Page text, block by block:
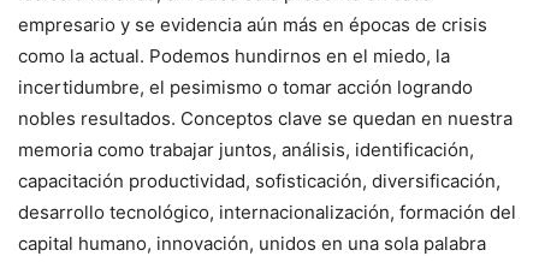
empresario y se evidencia aún más en épocas de crisis
como la actual. Podemos hundirnos en el miedo, la
incertidumbre, el pesimismo o tomar acción logrando
nobles resultados. Conceptos clave se quedan en nuestra
memoria como trabajar juntos, análisis, identificación,
capacitación productividad, sofisticación, diversificación,
desarrollo tecnológico, internacionalización, formación del
capital humano, innovación, unidos en una sola palabra